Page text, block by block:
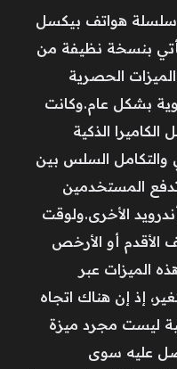
سلسلة هواتف بيكسل
بنسخة نظيفة من
الحصرية
بشكل عام.وكانت
الذكية
والتكامل السلس بين
المستخدمين
الأخرى.ولوقت
الأقدم أو الأرخص
الميزات عبر
إذ إن هناك اتجاه
ليست مجرد ميزة
عليه سوى